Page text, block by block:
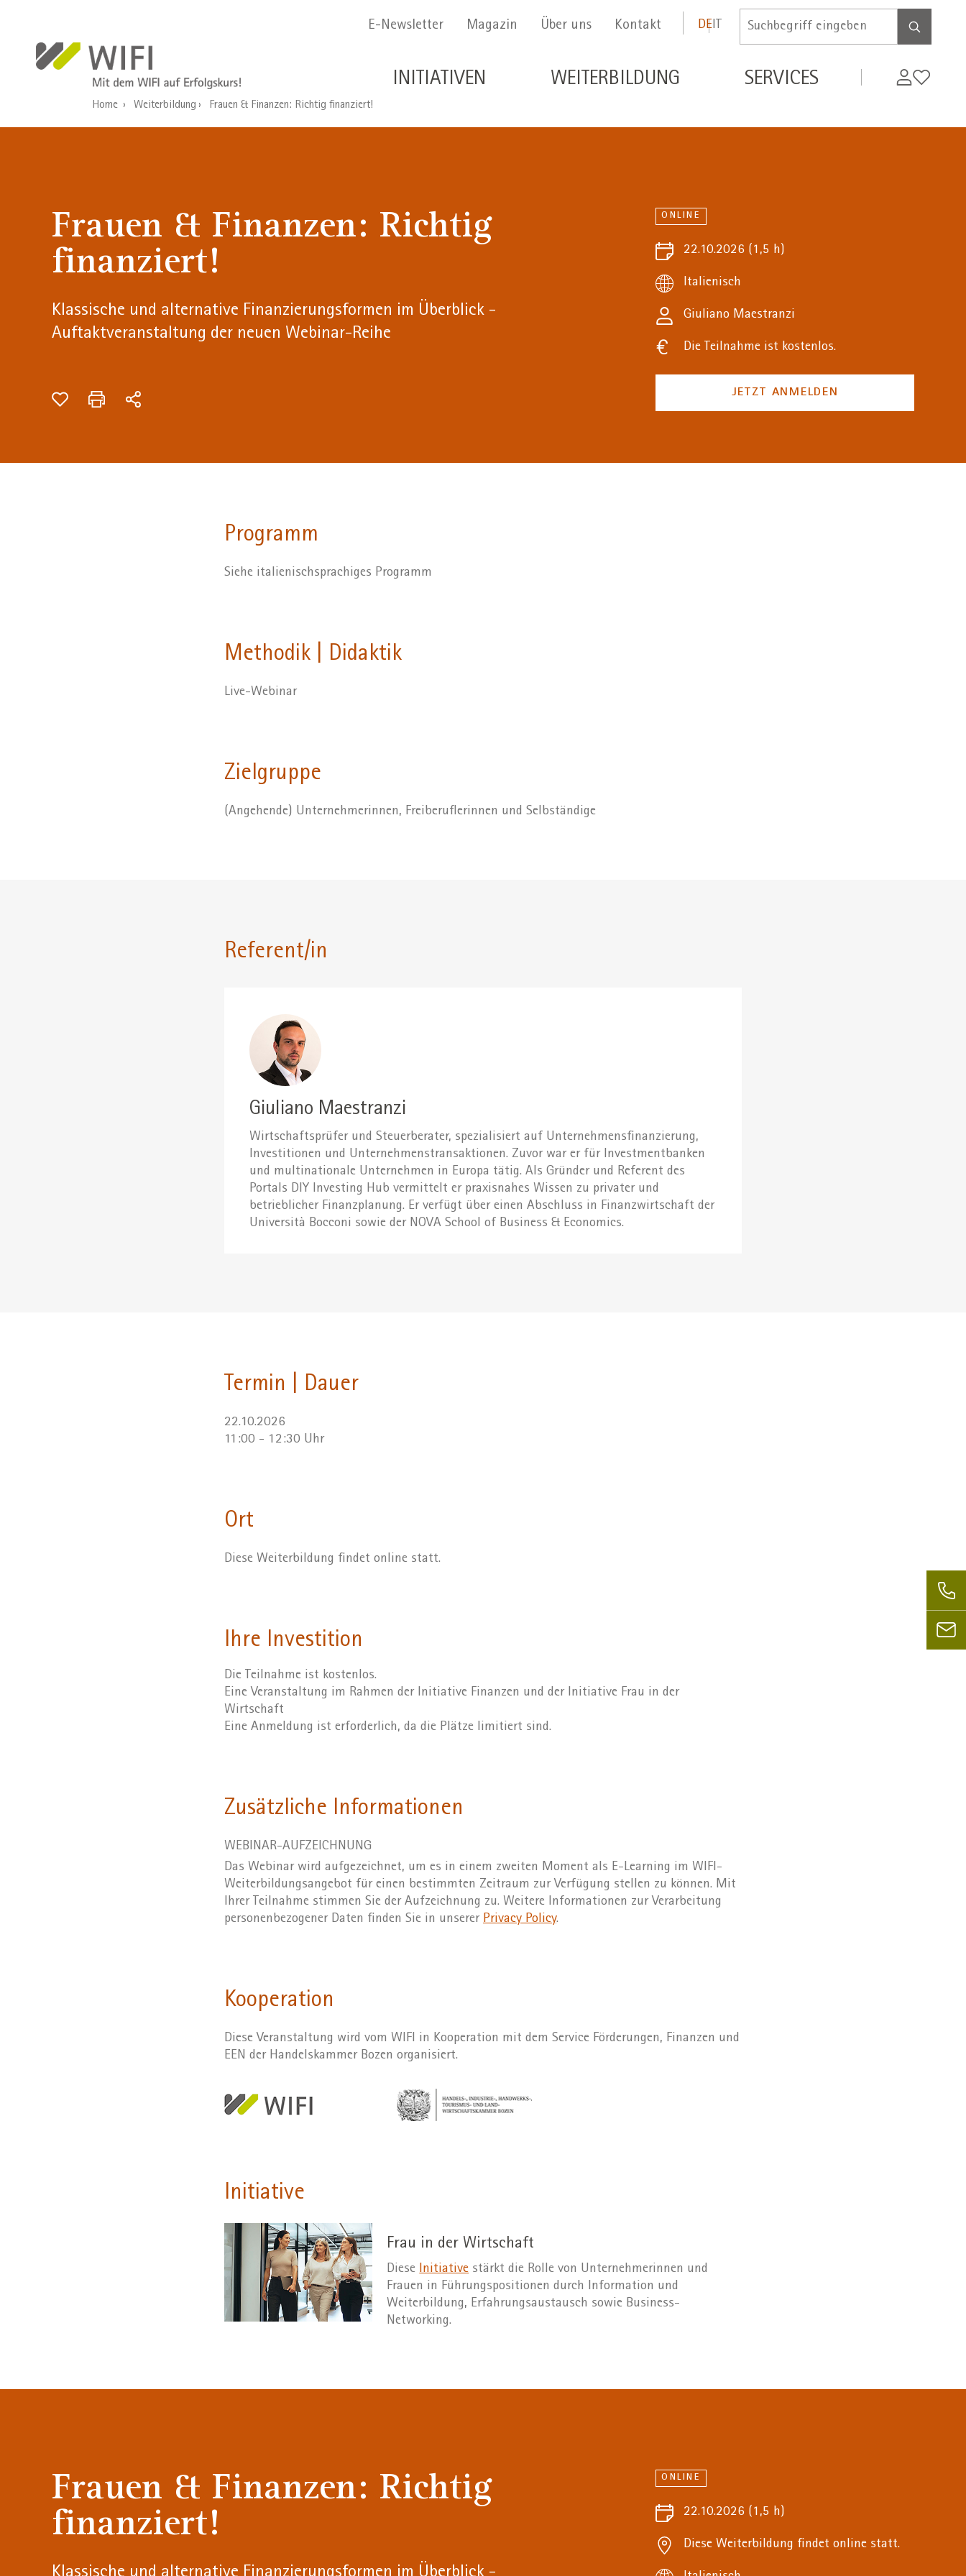
Menu Secondario
E-Newsletter Magazin Über uns Kontakt DEIT
Inserire
di
ricerca
Navigazione principale de
INITIATIVEN WEITERBILDUNG SERVICES MyWifi
Home Weiterbildung Frauen & Finanzen: Richtig finanziert!
Frauen & Finanzen: Richtig
finanziert!
Klassische und alternative Finanzierungsformen im Überblick -
Auftaktveranstaltung der neuen Webinar-Reihe
ONLINE
22.10.2026 (1,5 h)
Italienisch
Giuliano Maestranzi
Die Teilnahme ist kostenlos.
JETZT ANMELDEN
Programm
Siehe italienischsprachiges Programm
Methodik | Didaktik
Live-Webinar
Zielgruppe
(Angehende) Unternehmerinnen, Freiberuflerinnen und Selbständige
Referent/in
Giuliano Maestranzi
Wirtschaftsprüfer und Steuerberater, spezialisiert auf Unternehmensfinanzierung,
Investitionen und Unternehmenstransaktionen. Zuvor war er für Investmentbanken
und multinationale Unternehmen in Europa tätig. Als Gründer und Referent des
Portals DIY Investing Hub vermittelt er praxisnahes Wissen zu privater und
betrieblicher Finanzplanung. Er verfügt über einen Abschluss in Finanzwirtschaft der
Università Bocconi sowie der NOVA School of Business & Economics.
Termin | Dauer
22.10.2026
11:00 - 12:30 Uhr
Ort
Diese Weiterbildung findet online statt.
Ihre Investition
Die Teilnahme ist kostenlos.
Eine Veranstaltung im Rahmen der Initiative Finanzen und der Initiative Frau in der
Wirtschaft
Eine Anmeldung ist erforderlich, da die Plätze limitiert sind.
Zusätzliche Informationen
WEBINAR-AUFZEICHNUNG
Das Webinar wird aufgezeichnet, um es in einem zweiten Moment als E-Learning im WIFI-
Weiterbildungsangebot für einen bestimmten Zeitraum zur Verfügung stellen zu können. Mit
Ihrer Teilnahme stimmen Sie der Aufzeichnung zu. Weitere Informationen zur Verarbeitung
personenbezogener Daten finden Sie in unserer Privacy Policy.
Kooperation
Diese Veranstaltung wird vom WIFI in Kooperation mit dem Service Förderungen, Finanzen und
EEN der Handelskammer Bozen organisiert.
Initiative
Frau in der Wirtschaft
DieseInitiativestärkt die Rolle von Unternehmerinnen und
Frauen in Führungspositionen durch Information und
Weiterbildung, Erfahrungsaustausch sowie Business-
Networking.
Frauen & Finanzen: Richtig
finanziert!
ONLINE
22.10.2026 (1,5 h)
Diese Weiterbildung findet online statt.